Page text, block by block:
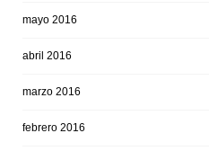
mayo 2016
abril 2016
marzo 2016
febrero 2016